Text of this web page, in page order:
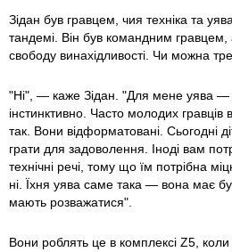
Зідан був гравцем, чия техніка та
тандемі. Він був командним
свободу винахідливості. Чи можна
"Ні", — каже Зідан. "Для мене уява —
інстинктивно. Часто молодих гравців
так. Вони відформатовані. Сьогодні
грати для задоволення. Іноді вам
технічні речі, тому що їм потрібна
ні. Їхня уява саме така — вона має
мають розважатися".
Вони роблять це в комплексі Z5,